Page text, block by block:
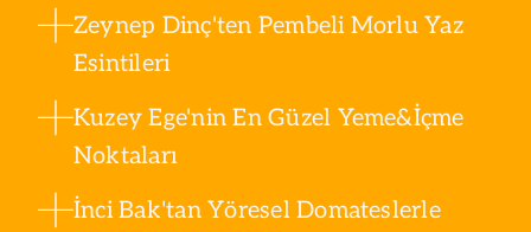
Zeynep Dinç'ten Pembeli Morlu Yaz
Esintileri
Kuzey Ege'nin En Güzel Yeme&İçme
Noktaları
İnci Bak'tan Yöresel Domateslerle